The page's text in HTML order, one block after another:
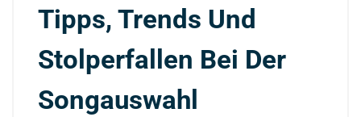
Tipps, Trends Und
Stolperfallen Bei Der
Songauswahl